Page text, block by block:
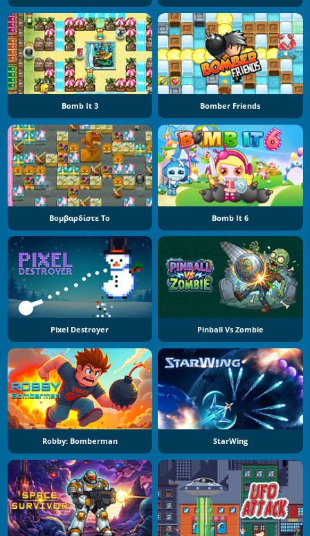
Bomb It 3 Bomber Friends
Βομβαρδίστε Το Bomb It 6
Pixel Destroyer Pinball Vs Zombie
Robby: Bomberman StarWing